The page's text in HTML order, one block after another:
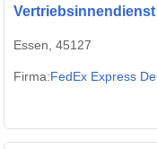
Vertriebsinnendienst
Essen, 45127
Firma:FedEx Express